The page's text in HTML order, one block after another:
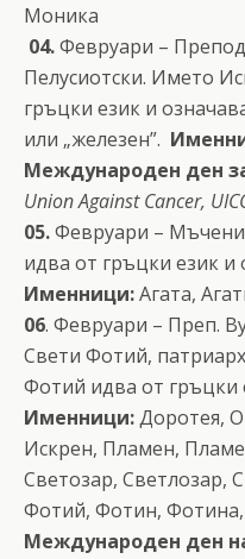
Моника
04.Февруари –
Пелусиотски. Името
гръцки език и
или „железен”.
Международен ден
Union Against Cancer,
05.Февруари –
идва от гръцки език и
Именници:Агата,
06. Февруари – Преп.
Свети Фотий,
Фотий идва от гръцки
Именници:Доротея,
Искрен, Пламен,
Светозар, Светлозар,
Фотий, Фотин,
Международен ден